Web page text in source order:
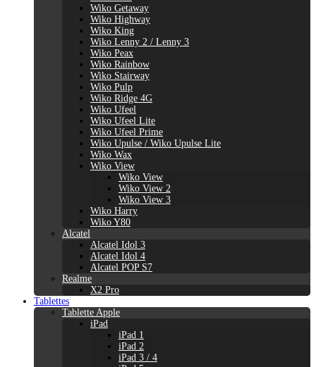
Wiko Getaway
Wiko Highway
Wiko King
Wiko Lenny 2 / Lenny 3
Wiko Peax
Wiko Rainbow
Wiko Stairway
Wiko Pulp
Wiko Ridge 4G
Wiko Ufeel
Wiko Ufeel Lite
Wiko Ufeel Prime
Wiko Upulse / Wiko Upulse Lite
Wiko Wax
Wiko View
Wiko View
Wiko View 2
Wiko View 3
Wiko Harry
Wiko Y80
Alcatel
Alcatel Idol 3
Alcatel Idol 4
Alcatel POP S7
Realme
X2 Pro
Tablettes
Tablette Apple
iPad
iPad 1
iPad 2
iPad 3 / 4